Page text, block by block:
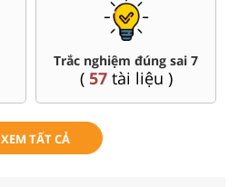
Trắc nghiệm đúng sai 7
( 57tài liệu )
XEM TẤT CẢ